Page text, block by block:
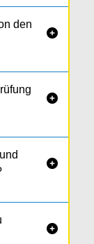
den



